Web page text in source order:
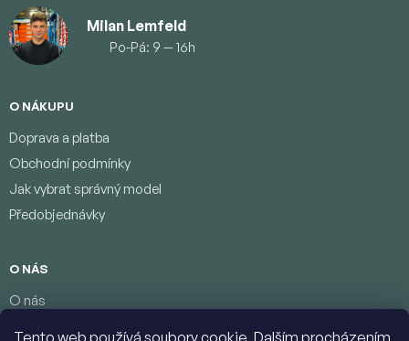
Tento web používá soubory cookie. Dalším procházením
Milan Lemfeld
Po-Pá: 9 — 16h
O NÁKUPU
Doprava a platba
Obchodní podmínky
Jak vybrat správný model
Předobjednávky
O NÁS
O nás